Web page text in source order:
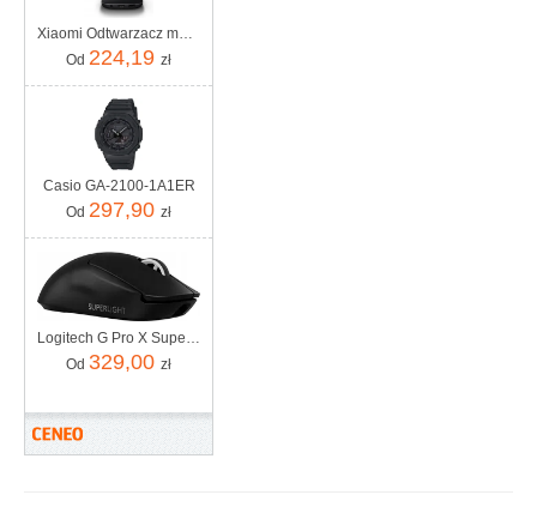
Xiaomi Odtwarzacz multimedialny Tv Box S 3 Generacji 4K 32GB WIFI6
Od 224,19 zł
Casio GA-2100-1A1ER
Od 297,90 zł
Logitech G Pro X Superlight 2 (910007554)
Od 329,00 zł